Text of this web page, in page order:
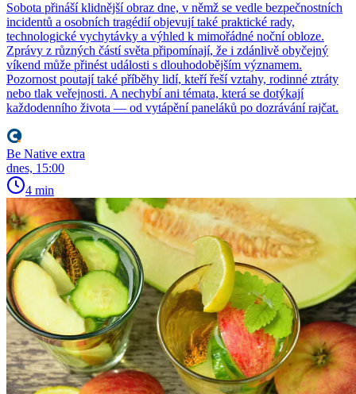
Sobota přináší klidnější obraz dne, v němž se vedle bezpečnostních
incidentů a osobních tragédií objevují také praktické rady,
technologické vychytávky a výhled k mimořádné noční obloze.
Zprávy z různých částí světa připomínají, že i zdánlivě obyčejný
víkend může přinést události s dlouhodobějším významem.
Pozornost poutají také příběhy lidí, kteří řeší vztahy, rodinné ztráty
nebo tlak veřejnosti. A nechybí ani témata, která se dotýkají
každodenního života — od vytápění paneláků po dozrávání rajčat.
Be Native extra
dnes, 15:00
4 min